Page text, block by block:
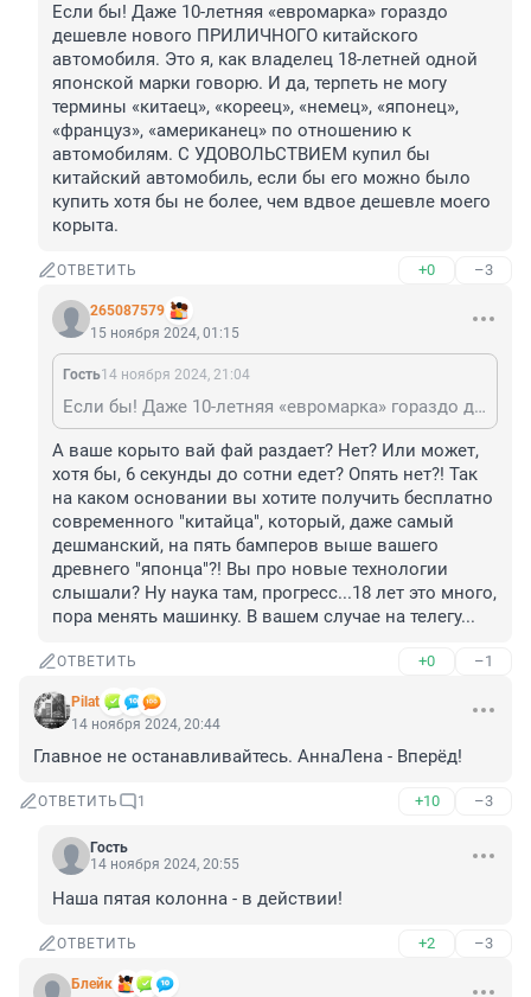
Если бы! Даже 10-летняя «евромарка» гораздо
дешевле нового ПРИЛИЧНОГО китайского
автомобиля. Это я, как владелец 18-летней одной
японской марки говорю. И да, терпеть не могу
термины «китаец», «кореец», «немец», «японец»,
«француз», «американец» по отношению к
автомобилям. С УДОВОЛЬСТВИЕМ купил бы
китайский автомобиль, если бы его можно было
купить хотя бы не более, чем вдвое дешевле моего
корыта.
ОТВЕТИТЬ +0 –3
265087579
15 ноября 2024, 01:15
Гость14 ноября 2024, 21:04
Если бы! Даже 10-летняя «евромарка» гораздо дешевле нового ПРИЛИЧНОГО китайского автомобиля. Это я, как владелец 18-летней одной японской марки говорю. И да, терпеть не могу термины «китаец», «кореец», «немец», «японец», «француз», «американец» по отношению к автомобилям. С УДОВОЛЬСТВИЕМ купил бы китайский автомобиль, если бы его можно было купить хотя бы не более, чем вдвое дешевле моего корыта.
А ваше корыто вай фай раздает? Нет? Или может,
хотя бы, 6 секунды до сотни едет? Опять нет?! Так
на каком основании вы хотите получить бесплатно
современного "китайца", который, даже самый
дешманский, на пять бамперов выше вашего
древнего "японца"?! Вы про новые технологии
слышали? Ну наука там, прогресс...18 лет это много,
пора менять машинку. В вашем случае на телегу...
ОТВЕТИТЬ +0 –1
Pilat
14 ноября 2024, 20:44
Главное не останавливайтесь. АннаЛена - Вперёд!
ОТВЕТИТЬ 1 +10 –3
Гость
14 ноября 2024, 20:55
Наша пятая колонна - в действии!
ОТВЕТИТЬ +2 –3
Блейк